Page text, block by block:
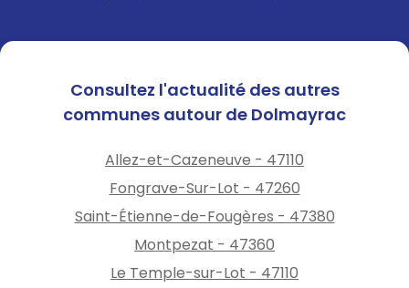
Consultez l'actualité des autres
communes autour de Dolmayrac
Allez-et-Cazeneuve - 47110
Fongrave-Sur-Lot - 47260
Saint-Étienne-de-Fougères - 47380
Montpezat - 47360
Le Temple-sur-Lot - 47110